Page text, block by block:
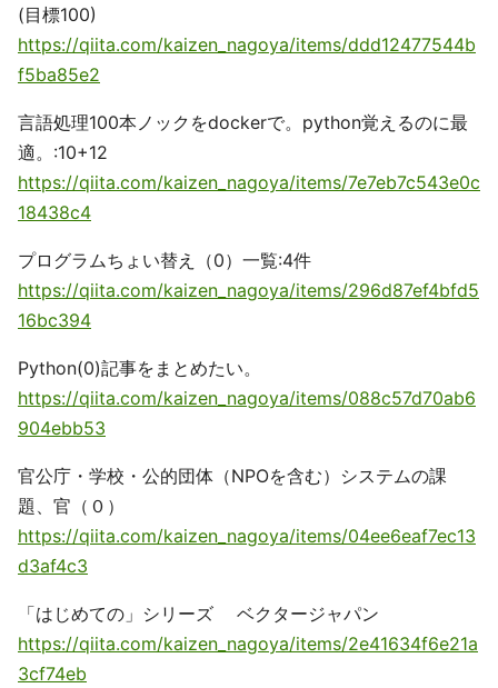
(目標100)
https://qiita.com/kaizen_nagoya/items/ddd12477544b
f5ba85e2
言語処理100本ノックをdockerで。python覚えるのに最
適。:10+12
https://qiita.com/kaizen_nagoya/items/7e7eb7c543e0c
18438c4
プログラムちょい替え（0）一覧:4件
https://qiita.com/kaizen_nagoya/items/296d87ef4bfd5
16bc394
Python(0)記事をまとめたい。
https://qiita.com/kaizen_nagoya/items/088c57d70ab6
904ebb53
官公庁・学校・公的団体（NPOを含む）システムの課
題、官（０）
https://qiita.com/kaizen_nagoya/items/04ee6eaf7ec13
d3af4c3
「はじめての」シリーズ ベクタージャパン
https://qiita.com/kaizen_nagoya/items/2e41634f6e21a
3cf74eb